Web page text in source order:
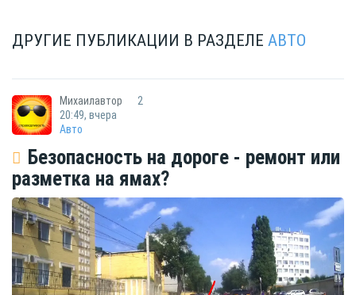
ДРУГИЕ ПУБЛИКАЦИИ В РАЗДЕЛЕ АВТО
Михаилавтор
2
20:49, вчера
Авто
Безопасность на дороге - ремонт или
разметка на ямах?